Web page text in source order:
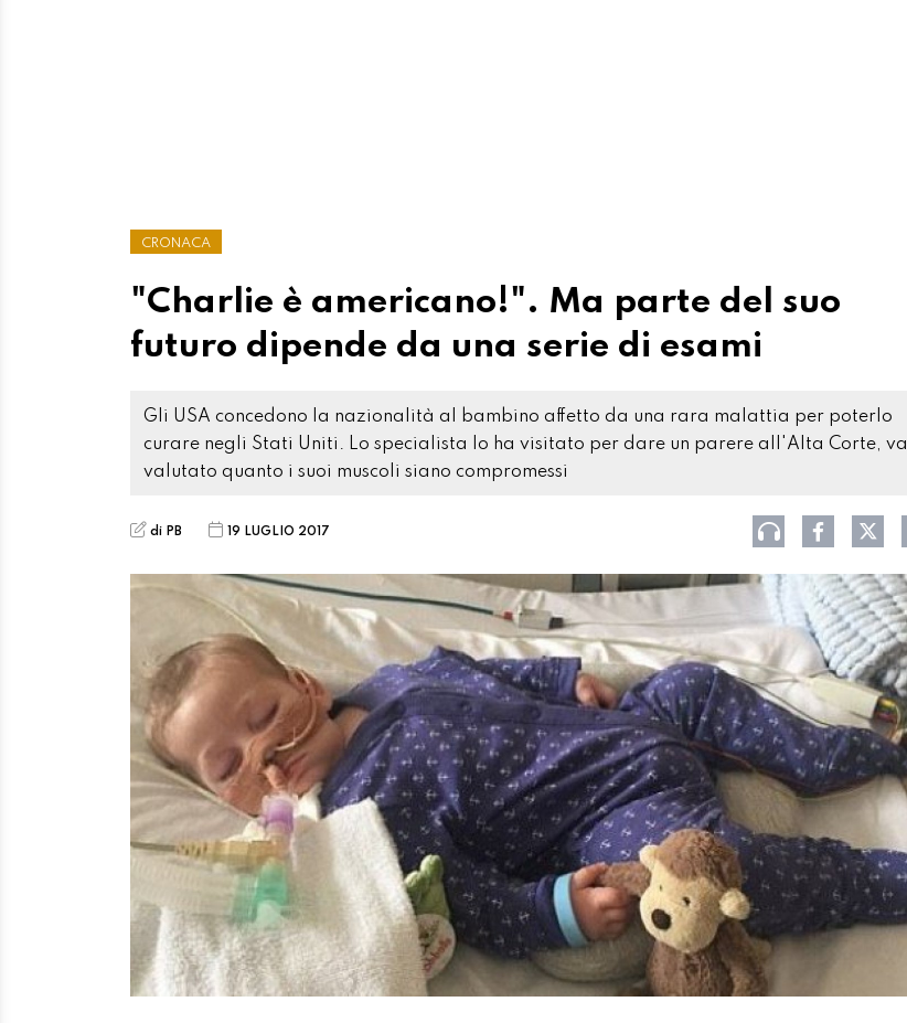
CRONACA
"Charlie è americano!". Ma parte del suo
futuro dipende da una serie di esami
Gli USA concedono la nazionalità al bambino affetto da una rara malattia per poterlo
curare negli Stati Uniti. Lo specialista lo ha visitato per dare un parere all'Alta Corte, va
valutato quanto i suoi muscoli siano compromessi
di PB 19 LUGLIO 2017